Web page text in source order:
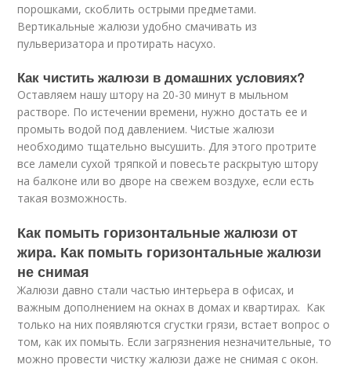
порошками, скоблить острыми предметами.
Вертикальные жалюзи удобно смачивать из
пульверизатора и протирать насухо.
Как чистить жалюзи в домашних условиях?
Оставляем нашу штору на 20-30 минут в мыльном
растворе. По истечении времени, нужно достать ее и
промыть водой под давлением. Чистые жалюзи
необходимо тщательно высушить. Для этого протрите
все ламели сухой тряпкой и повесьте раскрытую штору
на балконе или во дворе на свежем воздухе, если есть
такая возможность.
Как помыть горизонтальные жалюзи от
жира. Как помыть горизонтальные жалюзи
не снимая
Жалюзи давно стали частью интерьера в офисах, и
важным дополнением на окнах в домах и квартирах. Как
только на них появляются сгустки грязи, встает вопрос о
том, как их помыть. Если загрязнения незначительные, то
можно провести чистку жалюзи даже не снимая с окон.